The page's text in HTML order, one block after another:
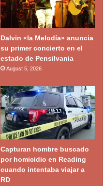
Dalvin «la Melodía» anuncia
su primer concierto en el
estado de Pensilvania
August 5, 2026
Capturan hombre buscado
por homicidio en Reading
cuando intentaba viajar a
RD